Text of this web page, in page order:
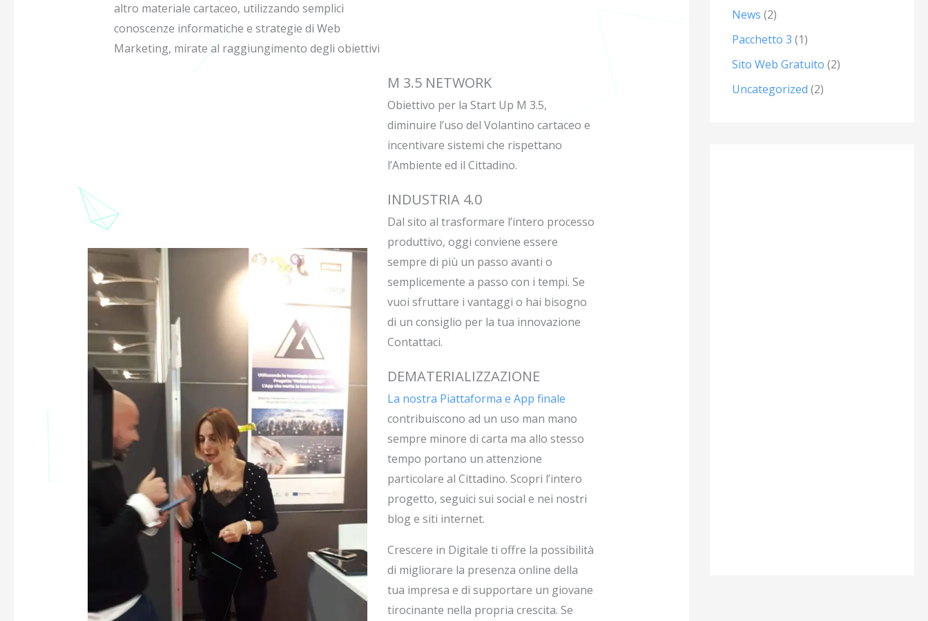
altro materiale cartaceo, utilizzando semplici
conoscenze informatiche e strategie di Web
Marketing, mirate al raggiungimento degli obiettivi
M 3.5 NETWORK
Obiettivo per la Start Up M 3.5,
diminuire l’uso del Volantino cartaceo e
incentivare sistemi che rispettano
l’Ambiente ed il Cittadino.
INDUSTRIA 4.0
Dal sito al trasformare l’intero processo
produttivo, oggi conviene essere
sempre di più un passo avanti o
semplicemente a passo con i tempi. Se
vuoi sfruttare i vantaggi o hai bisogno
di un consiglio per la tua innovazione
Contattaci.
DEMATERIALIZZAZIONE
La nostra Piattaforma e App finale
contribuiscono ad un uso man mano
sempre minore di carta ma allo stesso
tempo portano un attenzione
particolare al Cittadino. Scopri l’intero
progetto, seguici sui social e nei nostri
blog e siti internet.
Crescere in Digitale ti offre la possibilità
di migliorare la presenza online della
tua impresa e di supportare un giovane
tirocinante nella propria crescita. Se
News (2)
Pacchetto 3 (1)
Sito Web Gratuito (2)
Uncategorized (2)